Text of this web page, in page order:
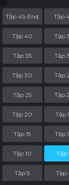
Tập 45-End Tập
Tập 40 Tập
Tập 35 Tập
Tập 30 Tập
Tập 25 Tập
Tập 20 Tập
Tập 15 Tập
Tập 10 Tập
Tập 5 Tập